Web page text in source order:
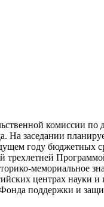
комиссии
заседании
году бюджетных
мемориальное
центрах науки и
поддержки и